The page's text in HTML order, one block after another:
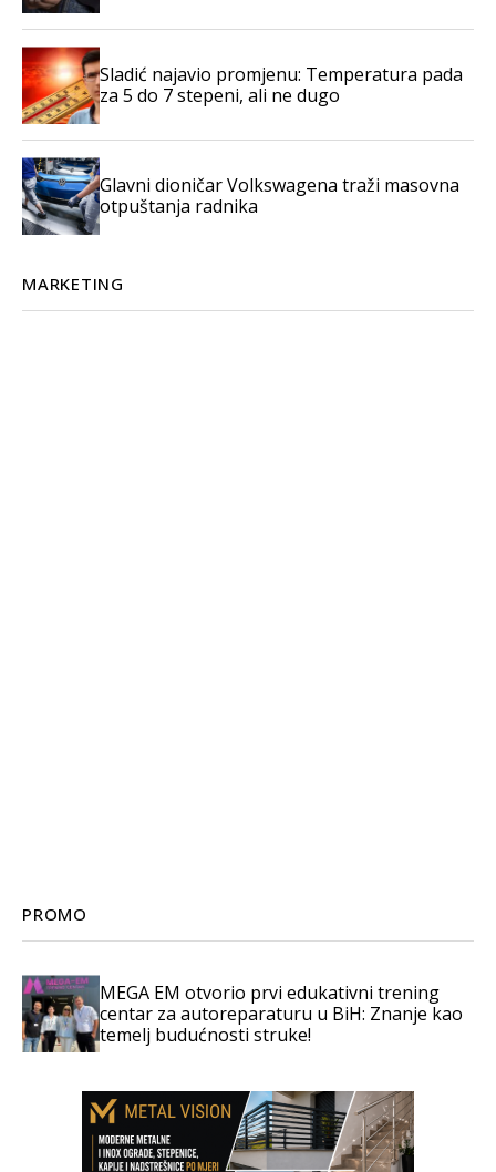
Sladić najavio promjenu: Temperatura pada
za 5 do 7 stepeni, ali ne dugo
Glavni dioničar Volkswagena traži masovna
otpuštanja radnika
MARKETING
PROMO
MEGA EM otvorio prvi edukativni trening
centar za autoreparaturu u BiH: Znanje kao
temelj budućnosti struke!